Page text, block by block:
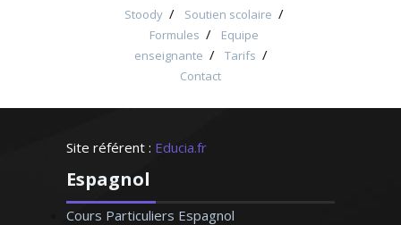
Stoody / Soutien scolaire /
Formules /
Equipe
enseignante / Tarifs /
Contact
Site référent : Educia.fr
Espagnol
Cours Particuliers Espagnol